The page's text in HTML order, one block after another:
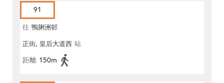
91
往 鴨脷洲邨
正街, 皇后大道西 站
距離 150m